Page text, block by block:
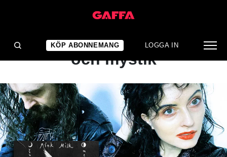
KÖP ABONNEMANG LOGGA IN
ALBUMRECENSION
Ny dimension av skönhet
och mystik